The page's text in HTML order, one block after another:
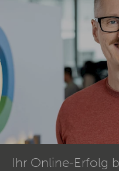
Ihr Online-Erfolg